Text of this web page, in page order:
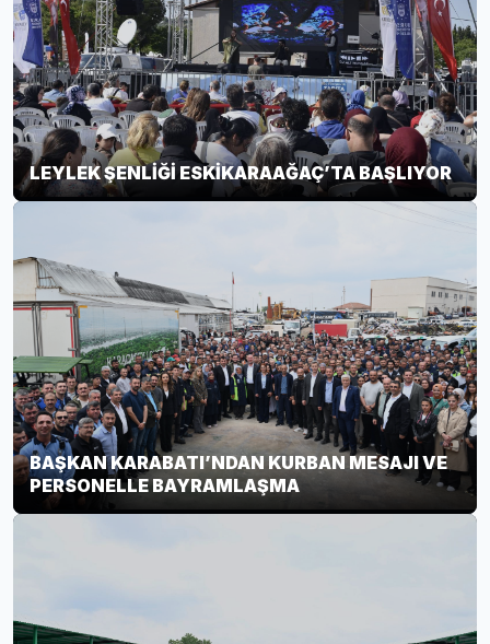
LEYLEK ŞENLİĞİ ESKİKARAAĞAÇ’TA BAŞLIYOR
BAŞKAN KARABATI’NDAN KURBAN MESAJI VE
PERSONELLE BAYRAMLAŞMA